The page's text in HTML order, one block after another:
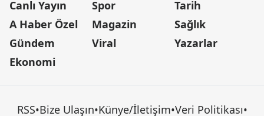
Canlı Yayın
A Haber Özel
Gündem
Ekonomi
Spor
Magazin
Viral
Tarih
Sağlık
Yazarlar
RSS•Bize Ulaşın•Künye/İletişim•Veri Politikası•